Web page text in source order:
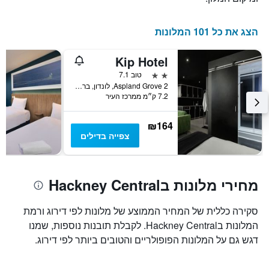
השהות
כולל
ציר
Y
המציג
את
מחיר
הממוצע
של
חדר
הצג את כל 101 המלונות
Kip Hotel
2 כוכבים
טוב 7.1
2 Aspland Grove, לונדון, בריטניה
7.2 ק״מ ממרכז העיר
₪164
צפייה בדילים
מחירי מלונות בHackney Central
סקירה כללית של המחיר הממוצע של מלונות לפי דירוג ורמת
המלונות בHackney Central. לקבלת תובנות נוספות, שמנו
דגש גם על המלונות הפופולריים והטובים ביותר לפי דירוג.